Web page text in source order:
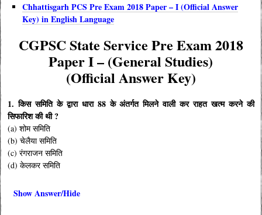
Chhattisgarh PCS Pre Exam 2018 Paper – I (Official Answer
Key) in English Language
CGPSC State Service Pre Exam 2018
Paper I – (General Studies)
(Official Answer Key)
1. किस समिति के द्वारा धारा 88 के अंतर्गत मिलने वाली कर राहत खत्म करने की
सिफारिश की थी ?
(a) शोम समिति
(b) चेलैया समिति
(c) रंगराजन समिति
(d) केलकर समिति
Show Answer/Hide